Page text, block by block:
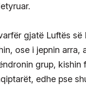
gjatë Luftës
ose i jepnin arra,
grup,
edhe pse